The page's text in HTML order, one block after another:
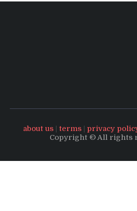
about us| terms| privacy
Copyright © All rights